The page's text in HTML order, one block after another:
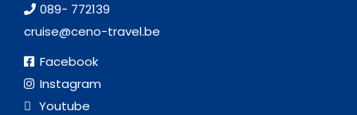
089- 772139
cruise@ceno-travel.be
Facebook
Instagram
Youtube